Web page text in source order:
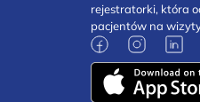
rejestratorki, która
pacjentów na